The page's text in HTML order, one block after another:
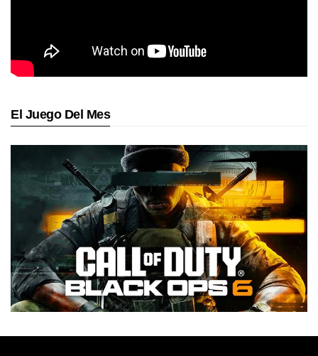
El Juego Del Mes